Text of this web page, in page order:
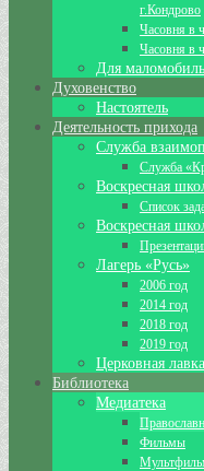
г.Кондрово
Часовня в
Часовня в
Для
Духовенство
Настоятель
Деятельность прихода
Служба
Служба
Воскресная
Список
Воскресная
Лагерь «Русь»
2006 год
2014 год
2018 год
2019 год
Церковная лавка
Библиотека
Медиатека
Фильмы